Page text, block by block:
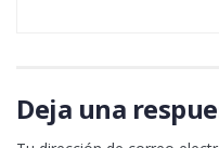
Deja una